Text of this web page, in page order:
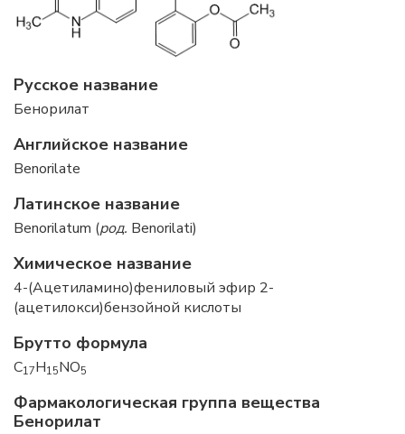
Русское название
Бенорилат
Английское название
Benorilate
Латинское название
Benorilatum (род. Benorilati)
Химическое название
4-(Ацетиламино)фениловый эфир 2-
(ацетилокси)бензойной кислоты
Брутто формула
C17H15NO5
Фармакологическая группа вещества
Бенорилат